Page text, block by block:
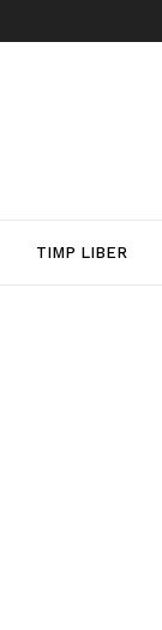
TIMP LIBER